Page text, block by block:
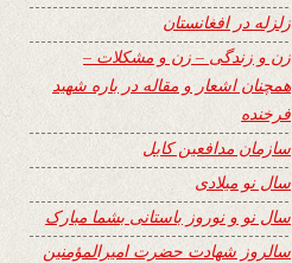
زلزله در افغانستان
زن و زندگی – زن و مشکلات –
همچنان اشعار و مقاله در باره شهید
فرخنده
سازمان مدافعین کابل
سال نو میلادی
سال نو و نوروز باستانی بشما مبارک
سالروز شهادت حضرت امیرالمؤمنین